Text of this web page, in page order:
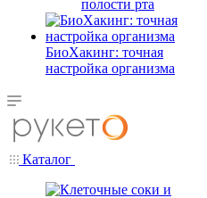
полости рта
БиоХакинг: точная
настройка организма
Каталог